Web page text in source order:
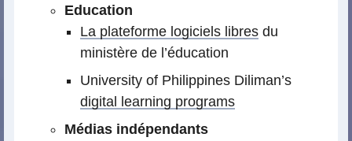
Education
La plateforme logiciels libres du
ministère de l’éducation
University of Philippines Diliman’s
digital learning programs
Médias indépendants